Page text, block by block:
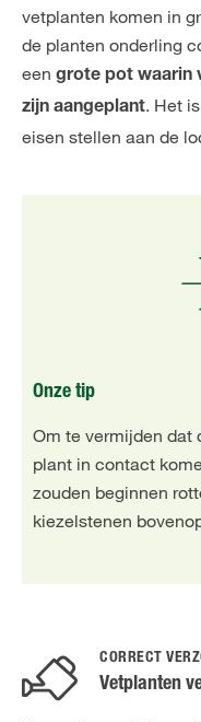
vetplanten komen in
de planten onderling
een grote pot waarin
zijn aangeplant. Het
eisen stellen aan de
Onze tip
Om te vermijden dat
plant in contact
zouden beginnen
kiezelstenen
CORRECT
Vetplanten